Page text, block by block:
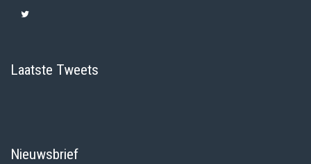
Laatste Tweets
Nieuwsbrief